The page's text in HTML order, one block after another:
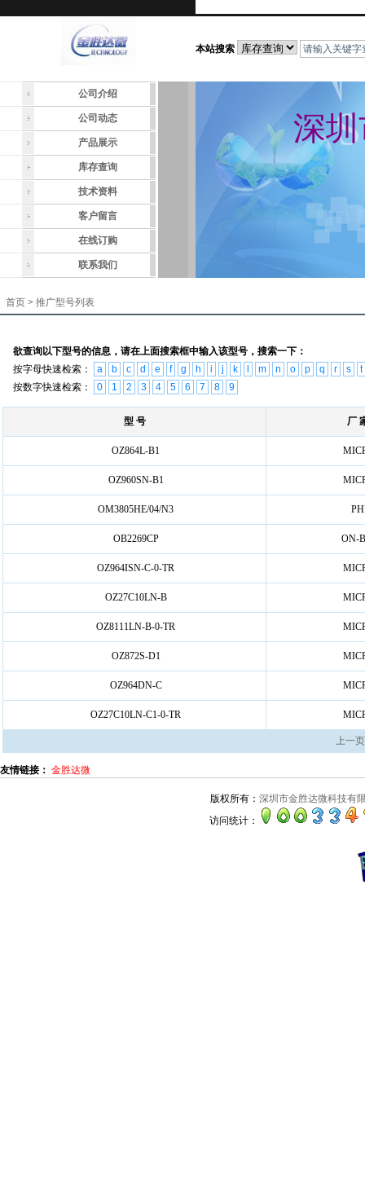
本站搜索
公司介绍
公司动态
产品展示
库存查询
技术资料
客户留言
在线订购
联系我们
深
首页 > 推广型号列表
欲查询以下型号的信息，请在上面搜索框中输入该型号，搜索一下：
按字母快速检索：
a b c d e f g h i j k m n o p q r s
t
按数字快速检索：
0 1 2 3 4 5 6 7 8 9
型 号 厂
OZ864L-B1
OZ960SN-B1
OM3805HE/04/N3
OB2269CP ON-
OZ964ISN-C-0-TR
OZ27C10LN-B
OZ8111LN-B-0-TR
OZ872S-D1
OZ964DN-C
OZ27C10LN-C1-0-TR
上一页
友情链接： 金胜达微
版权所有： 深圳市金胜达微科技有
访问统计：